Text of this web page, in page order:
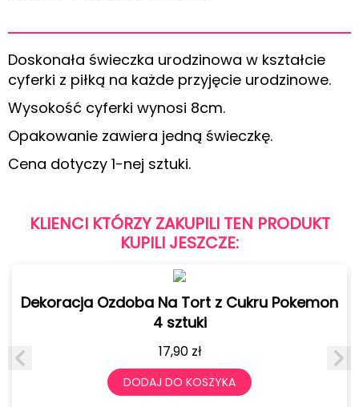
Doskonała świeczka urodzinowa w kształcie
cyferki z piłką na każde przyjęcie urodzinowe.
Wysokość cyferki wynosi 8cm.
Opakowanie zawiera jedną świeczkę.
Cena dotyczy 1-nej sztuki.
KLIENCI KTÓRZY ZAKUPILI TEN PRODUKT
KUPILI JESZCZE:
Dekoracja Ozdoba Na Tort z Cukru Pokemon
4 sztuki
17,90 zł
DODAJ DO KOSZYKA